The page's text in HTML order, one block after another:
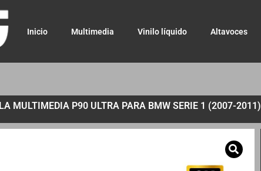
Inicio Multimedia Vinilo líquido Altavoces
MULTIMEDIA P90 ULTRA PARA BMW SERIE 1 (2007-2011)